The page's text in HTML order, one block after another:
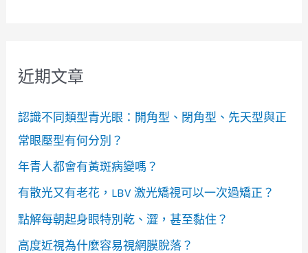
近期文章
認識不同類型青光眼：開角型、閉角型、先天型與正
常眼壓型有何分別？
年青人都會有黃斑病變嗎？
有散光又有老花，LBV 激光矯視可以一次過矯正？
點解每朝起身眼特別乾、澀，甚至黏住？
高度近視為什麼容易視網膜脫落？